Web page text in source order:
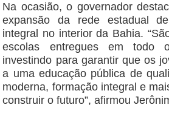
Na ocasião, o governador
expansão da rede estadual
integral no interior da Bahia.
escolas entregues em todo
investindo para garantir que os
a uma educação pública de
moderna, formação integral e
construir o futuro”, afirmou